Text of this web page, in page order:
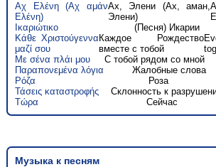
Αχ Ελένη (Αχ αμάν
Ελένη)
Ах, Элени (Ах, аман,
Элени)
Ικαριώτικο
(Песня) Икарии
Κάθε Χριστούγεννα
μαζί σου
Каждое Рождество
вместе с тобой
Με σένα πλάι μου
С тобой рядом со мной
Παραπονεμένα λόγια
Жалобные слова
Ρόζα
Роза
Τάσεις καταστροφής
Склонность к
Τώρα
Сейчас
Музыка к песням